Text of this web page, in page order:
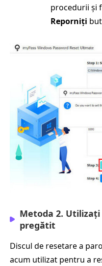
procedurii și
Reporniți
Metoda 2.
pregătit
Discul de resetare a
acum utilizat pentru a